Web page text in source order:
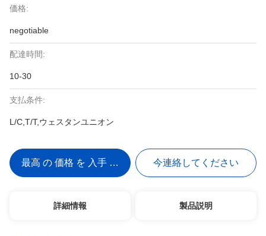
価格:
negotiable
配達時間:
10-30
支払条件:
L/C,T/T,ウェスタンユニオン
最高 の 価格 を 入手 する 今連絡してください
詳細情報 製品説明